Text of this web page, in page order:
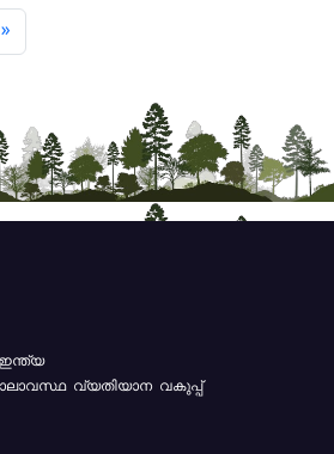
വ്യതിയാന വകുപ്പ്